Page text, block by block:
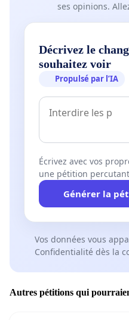
ses opinions.
Décrivez le
souhaitez voir
Propulsé par l’IA
Écrivez avec vos
une pétition
Générer la
Vos données vous
Confidentialité dès la
Autres pétitions qui